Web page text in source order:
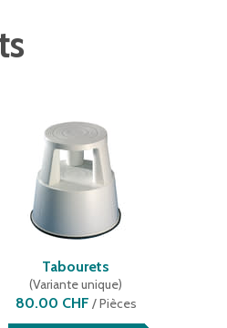
Tabourets
(Variante unique)
80.00 CHF /Pièces